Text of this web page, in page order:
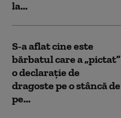
la...
S-a aflat cine este
bărbatul care a „pictat”
o declarație de
dragoste pe o stâncă de
pe...